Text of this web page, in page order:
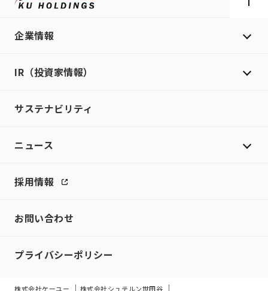
企業情報
IR（投資家情報）
サステナビリティ
ニュース
採用情報
お問い合わせ
プライバシーポリシー
株式会社ケーユー 株式会社シュテルン世田谷